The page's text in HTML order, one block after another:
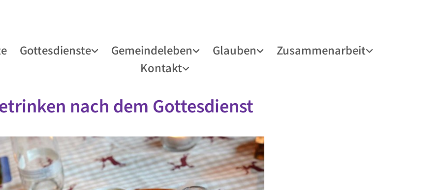
Gottesdienste Gemeindeleben Glauben
Zusammenarbeit
Kontakt
nach dem Gottesdienst